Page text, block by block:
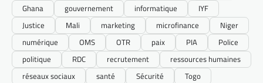
Ghana
gouvernement informatique
IYF
Justice
Mali marketing microfinance
Niger
numérique
OMS OTR paix PIA
Police
politique
RDC recrutement
ressources humaines
réseaux sociaux
santé Sécurité Togo